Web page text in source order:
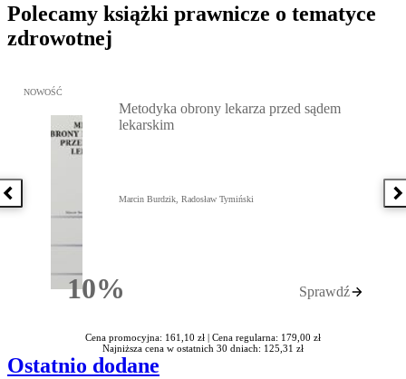
Polecamy książki prawnicze o tematyce
zdrowotnej
Poprzednia książka
Przejdź do: Metodyka obrony lekarza przed sądem lekarskim,
NOWOŚĆ
10%Rabatu
Metodyka obrony lekarza przed sądem
lekarskim
Marcin Burdzik, Radosław Tymiński
Sprawdź
Cena promocyjna: 161,10 zł | Cena regularna: 179,00 zł
Najniższa cena w ostatnich 30 dniach: 125,31 zł
Ostatnio dodane